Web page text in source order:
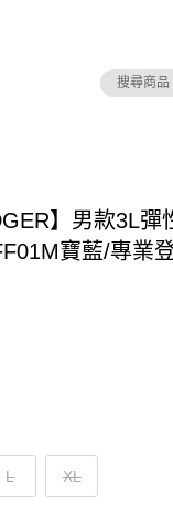
】男款3L
寶藍/專業
L XL